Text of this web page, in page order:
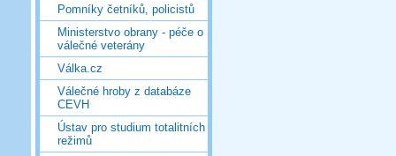
Pomníky četníků, policistů
Ministerstvo obrany - péče o
válečné veterány
Válka.cz
Válečné hroby z databáze
CEVH
Ústav pro studium totalitních
režimů